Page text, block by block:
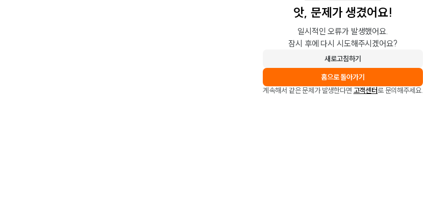
앗, 문제가 생겼어요!
일시적인 오류가 발생했어요.
잠시 후에 다시 시도해주시겠어요?
새로고침하기
홈으로 돌아가기
계속해서 같은 문제가 발생한다면 고객센터로 문의해주세요.